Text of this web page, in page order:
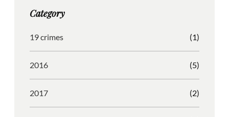
r
m
o
Category
19 crimes (1)
2016 (5)
2017 (2)